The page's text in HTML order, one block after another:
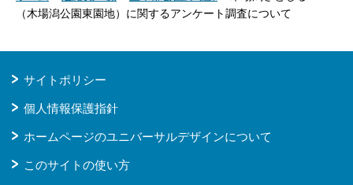
（木場潟公園東園地）に関するアンケート調査について
サイトポリシー
個人情報保護指針
ホームページのユニバーサルデザインについて
このサイトの使い方